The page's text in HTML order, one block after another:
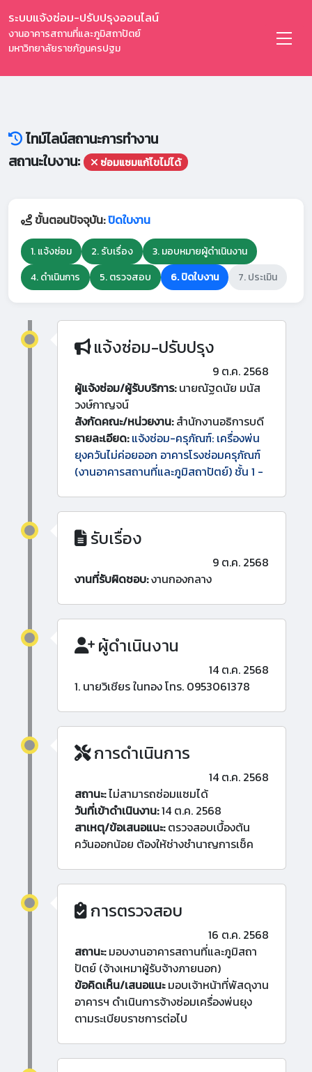
ระบบแจ้งซ่อม-ปรับปรุงออนไลน์
งานอาคารสถานที่และภูมิสถาปัตย์
มหาวิทยาลัยราชภัฏนครปฐม
ไทม์ไลน์สถานะการทำงาน
สถานะใบงาน:
ซ่อมแซมแก้ไขไม่ได้
ขั้นตอนปัจจุบัน:ปิดใบงาน
1. แจ้งซ่อม 2. รับเรื่อง
3. มอบหมายผู้ดำเนินงาน
4. ดำเนินการ
5. ตรวจสอบ 6. ปิดใบงาน 7. ประเมิน
แจ้งซ่อม-ปรับปรุง
9 ต.ค. 2568
ผู้แจ้งซ่อม/ผู้รับบริการ:นายณัฐดนัย มนัส
วงษ์กาญจน์
สังกัดคณะ/หน่วยงาน:สำนักงานอธิการบดี
รายละเอียด: แจ้งซ่อม-ครุภัณฑ์: เครื่องพ่น
ยุงควันไม่ค่อยออก อาคารโรงซ่อมครุภัณฑ์
(งานอาคารสถานที่และภูมิสถาปัตย์) ชั้น 1 -
รับเรื่อง
9 ต.ค. 2568
งานที่รับผิดชอบ:งานกองกลาง
ผู้ดำเนินงาน
14 ต.ค. 2568
1. นายวิเชียร ในทอง โทร. 0953061378
การดำเนินการ
14 ต.ค. 2568
สถานะ:ไม่สามารถซ่อมแซมได้
วันที่เข้าดำเนินงาน:14 ต.ค. 2568
สาเหตุ/ข้อเสนอแนะ:ตรวจสอบเบื้องต้น
ควันออกน้อย ต้องให้ช่างชำนาญการเช็ค
การตรวจสอบ
16 ต.ค. 2568
สถานะ:มอบงานอาคารสถานที่และภูมิสถา
ปัตย์ (จ้างเหมาผู้รับจ้างภายนอก)
ข้อคิดเห็น/เสนอแนะมอบเจ้าหน้าที่พัสดุงาน
อาคารฯ ดำเนินการจ้างซ่อมเครื่องพ่นยุง
ตามระเบียบราชการต่อไป